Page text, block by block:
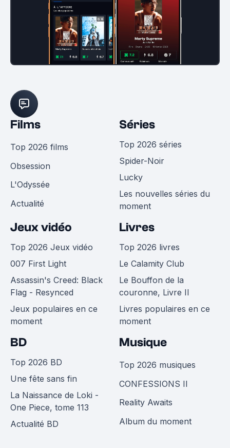
Films
Top 2026 films
Obsession
L'Odyssée
Actualité
Séries
Top 2026 séries
Spider-Noir
Lucky
Les nouvelles séries du
moment
Jeux vidéo
Top 2026 Jeux vidéo
007 First Light
Assassin's Creed: Black
Flag - Resynced
Jeux populaires en ce
moment
Livres
Top 2026 livres
Le Calamity Club
Le Bouffon de la
couronne, Livre II
Livres populaires en ce
moment
BD
Top 2026 BD
Une fête sans fin
La Naissance de Loki -
One Piece, tome 113
Actualité BD
Musique
Top 2026 musiques
CONFESSIONS II
Reality Awaits
Album du moment